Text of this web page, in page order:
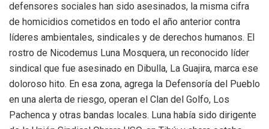
defensores sociales han sido asesinados, la misma cifra
de homicidios cometidos en todo el año anterior contra
líderes ambientales, sindicales y de derechos humanos. El
rostro de Nicodemus Luna Mosquera, un reconocido líder
sindical que fue asesinado en Dibulla, La Guajira, marca ese
doloroso hito. En esa zona, agrega la Defensoría del Pueblo
en una alerta de riesgo, operan el Clan del Golfo, Los
Pachenca y otras bandas locales. Luna había sido dirigente